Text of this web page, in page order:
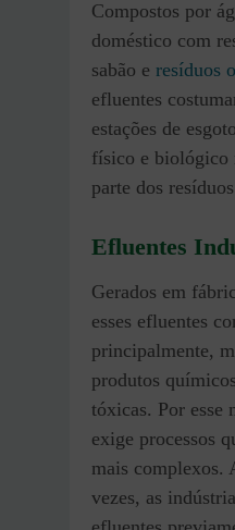
Compostos por
doméstico com
sabão e resíduos
efluentes
estações de
físico e biológico
parte dos
Efluentes
Gerados em
esses efluentes
principalmente,
produtos
tóxicas. Por esse
exige processos
mais complexos.
vezes, as